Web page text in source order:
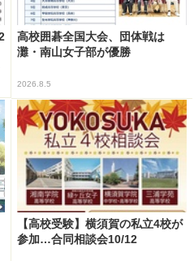
高校囲碁全国大会、団体戦は
灘・南山女子部が優勝
2026.8.5
【高校受験】横須賀の私立4校が
参加…合同相談会10/12